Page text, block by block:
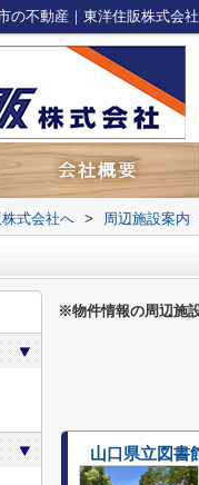
の不動産｜東洋住販株式会社
式会社へ > 周辺施設案内
※物件情報の周辺施
山口県立図書